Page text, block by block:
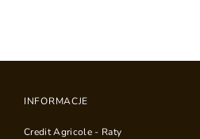
INFORMACJE
Credit Agricole - Raty